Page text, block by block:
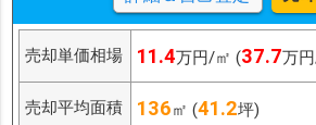
売却単価相場 11.4万円/㎡ (37.7万
売却平均面積 136㎡ (41.2坪)